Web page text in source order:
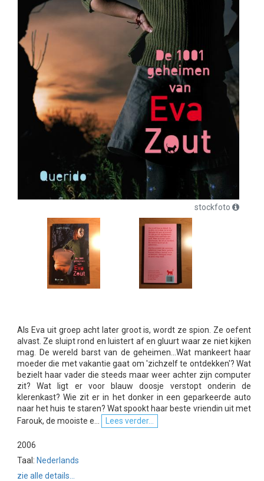
stockfoto
Als Eva uit groep acht later groot is, wordt ze spion. Ze oefent
alvast. Ze sluipt rond en luistert af en gluurt waar ze niet kijken
mag. De wereld barst van de geheimen...Wat mankeert haar
moeder die met vakantie gaat om 'zichzelf te ontdekken'? Wat
bezielt haar vader die steeds maar weer achter zijn computer
zit? Wat ligt er voor blauw doosje verstopt onderin de
klerenkast? Wie zit er in het donker in een geparkeerde auto
naar het huis te staren? Wat spookt haar beste vriendin uit met
Farouk, de mooiste e...
Lees verder...
2006
Taal: Nederlands
zie alle details...